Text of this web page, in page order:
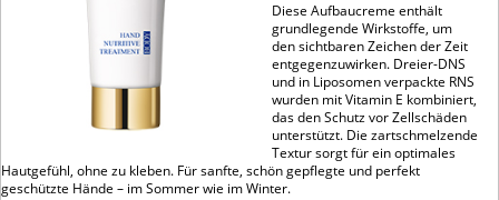
Diese Aufbaucreme enthält
grundlegende Wirkstoffe, um
den sichtbaren Zeichen der Zeit
entgegenzuwirken. Dreier-DNS
und in Liposomen verpackte RNS
wurden mit Vitamin E kombiniert,
das den Schutz vor Zellschäden
unterstützt. Die zartschmelzende
Textur sorgt für ein optimales
Hautgefühl, ohne zu kleben. Für sanfte, schön gepflegte und perfekt
geschützte Hände – im Sommer wie im Winter.